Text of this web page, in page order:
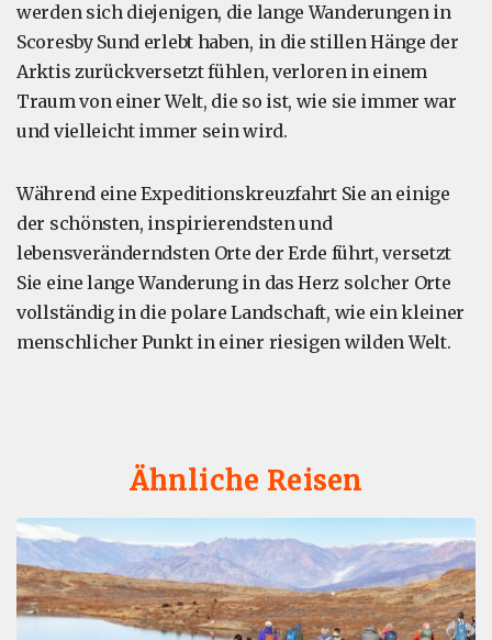
werden sich diejenigen, die lange Wanderungen in
Scoresby Sund erlebt haben, in die stillen Hänge der
Arktis zurückversetzt fühlen, verloren in einem
Traum von einer Welt, die so ist, wie sie immer war
und vielleicht immer sein wird.
Während eine Expeditionskreuzfahrt Sie an einige
der schönsten, inspirierendsten und
lebensveränderndsten Orte der Erde führt, versetzt
Sie eine lange Wanderung in das Herz solcher Orte
vollständig in die polare Landschaft, wie ein kleiner
menschlicher Punkt in einer riesigen wilden Welt.
Ähnliche Reisen